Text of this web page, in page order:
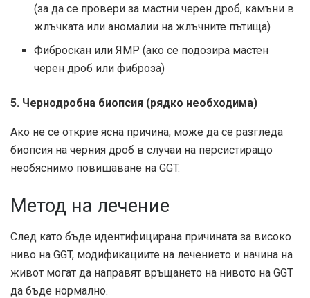
(за да се провери за мастни черен дроб, камъни в
жлъчката или аномалии на жлъчните пътища)
Фиброскан или ЯМР (ако се подозира мастен
черен дроб или фиброза)
5. Чернодробна биопсия (рядко необходима)
Ако не се открие ясна причина, може да се разгледа
биопсия на черния дроб в случаи на персистиращо
необяснимо повишаване на GGT.
Метод на лечение
След като бъде идентифицирана причината за високо
ниво на GGT, модификациите на лечението и начина на
живот могат да направят връщането на нивото на GGT
да бъде нормално.